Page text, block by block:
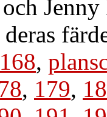
168,
, 179,